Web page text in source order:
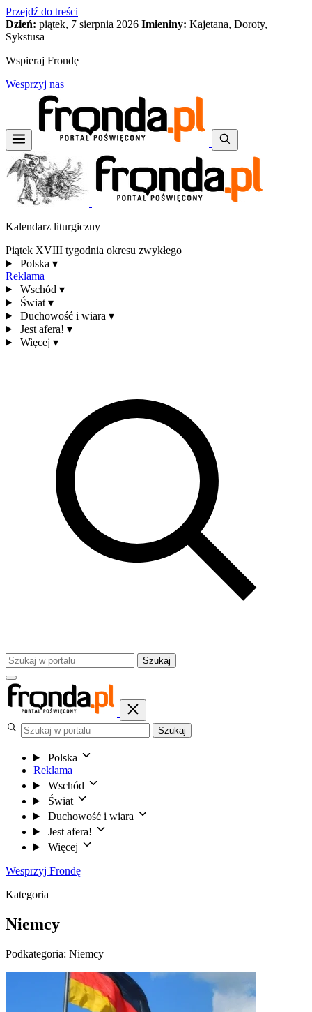
Przejdź do treści
Dzień: piątek, 7 sierpnia 2026 Imieniny: Kajetana, Doroty,
Sykstusa
Wspieraj Frondę
Wesprzyj nas
Kalendarz liturgiczny
Piątek XVIII tygodnia okresu zwykłego
Polska ▾
Reklama
Wschód ▾
Świat ▾
Duchowość i wiara ▾
Jest afera! ▾
Więcej ▾
Szukaj
Szukaj
Polska
Reklama
Wschód
Świat
Duchowość i wiara
Jest afera!
Więcej
Wesprzyj Frondę
Kategoria
Niemcy
Podkategoria: Niemcy